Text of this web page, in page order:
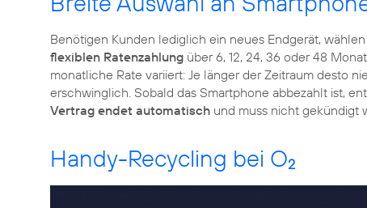
Benötigen Kunden lediglich ein neues Endgerät,
flexiblen Ratenzahlung über 6, 12, 24, 36 oder 48
monatliche Rate variiert: Je länger der Zeitraum desto
erschwinglich. Sobald das Smartphone abbezahlt ist,
Vertrag endet automatisch und muss nicht gekündigt
Handy-Recycling bei O2